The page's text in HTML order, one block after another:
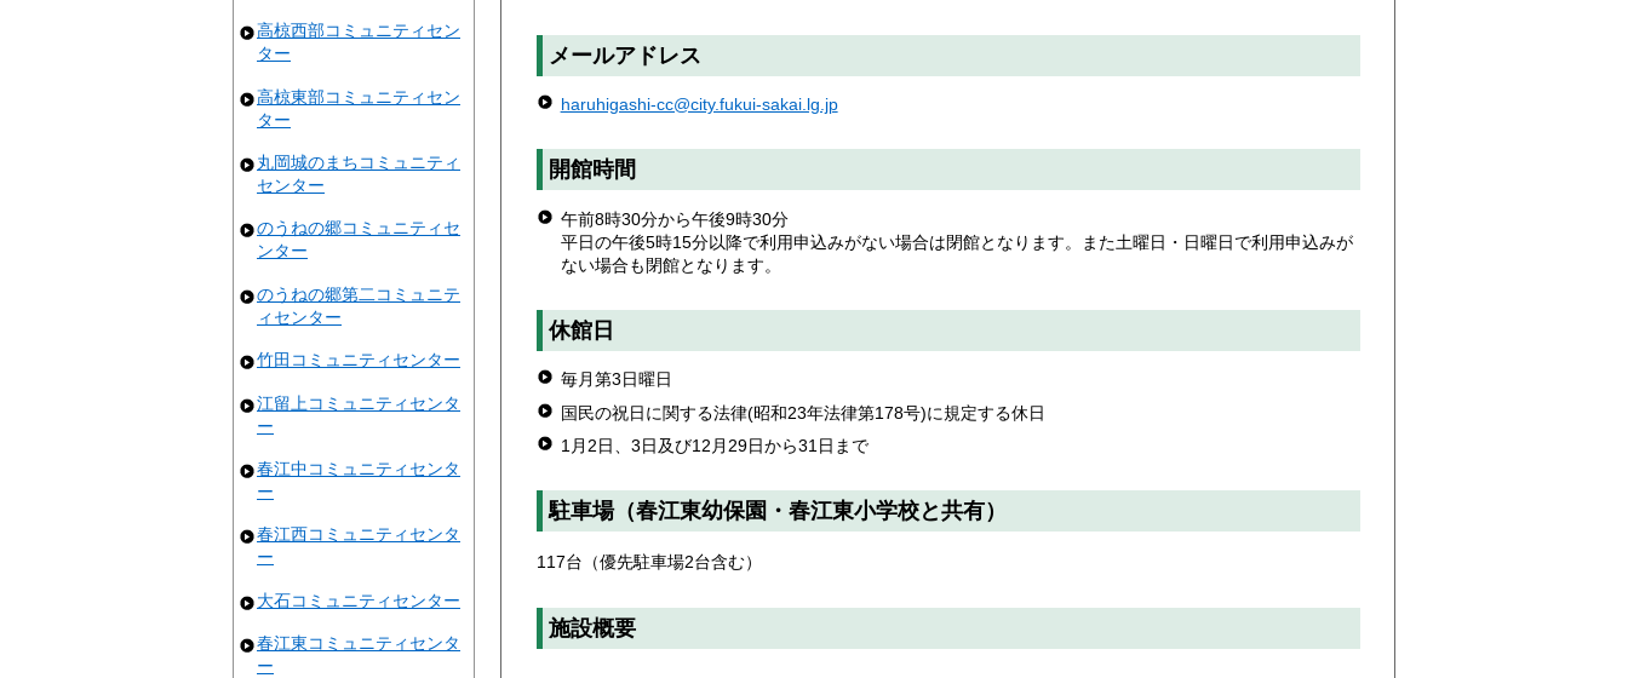
高椋西部コミュニティセン
ター
高椋東部コミュニティセン
ター
丸岡城のまちコミュニティ
センター
のうねの郷コミュニティセ
ンター
のうねの郷第二コミュニテ
ィセンター
竹田コミュニティセンター
江留上コミュニティセンタ
ー
春江中コミュニティセンタ
ー
春江西コミュニティセンタ
ー
大石コミュニティセンター
春江東コミュニティセンタ
ー
メールアドレス
haruhigashi-cc@city.fukui-sakai.lg.jp
開館時間
午前8時30分から午後9時30分
平日の午後5時15分以降で利用申込みがない場合は閉館となります。また土曜日・日曜日で利用申込みが
ない場合も閉館となります。
休館日
毎月第3日曜日
国民の祝日に関する法律(昭和23年法律第178号)に規定する休日
1月2日、3日及び12月29日から31日まで
駐車場（春江東幼保園・春江東小学校と共有）
117台（優先駐車場2台含む）
施設概要